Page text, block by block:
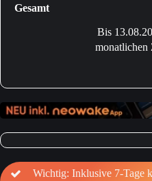
Gesamt
Bis 13.08.2026, 0 €. Ab
monatlichen
Wichtig: Inklusive 7-Tage